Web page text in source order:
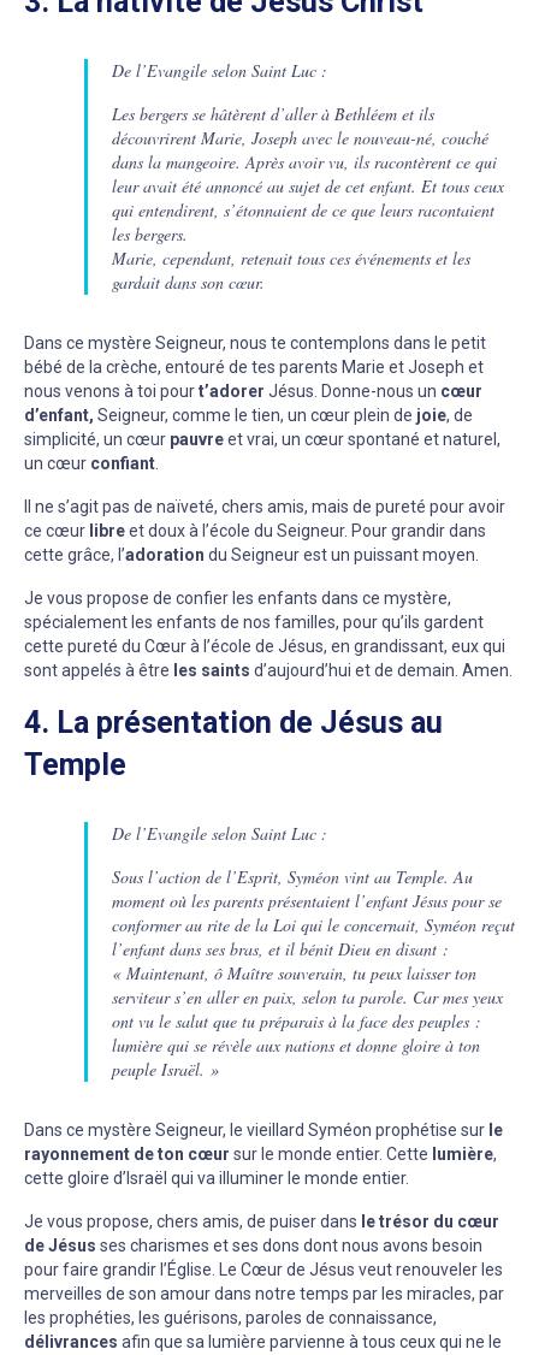
De l’Evangile selon Saint Luc :
Les bergers se hâtèrent d’aller à Bethléem et ils
découvrirent Marie, Joseph avec le nouveau-né, couché
dans la mangeoire. Après avoir vu, ils racontèrent ce qui
leur avait été annoncé au sujet de cet enfant. Et tous ceux
qui entendirent, s’étonnaient de ce que leurs racontaient
les bergers.
Marie, cependant, retenait tous ces événements et les
gardait dans son cœur.
Dans ce mystère Seigneur, nous te contemplons dans le petit
bébé de la crèche, entouré de tes parents Marie et Joseph et
nous venons à toi pourt’adorer Jésus. Donne-nous un cœur
d’enfant, Seigneur, comme le tien, un cœur plein de joie, de
simplicité, un cœur pauvreet vrai, un cœur spontané et naturel,
un cœur confiant.
Il ne s’agit pas de naïveté, chers amis, mais de pureté pour avoir
ce cœur libreet doux à l’école du Seigneur. Pour grandir dans
cette grâce, l’adoration du Seigneur est un puissant moyen.
Je vous propose de confier les enfants dans ce mystère,
spécialement les enfants de nos familles, pour qu’ils gardent
cette pureté du Cœur à l’école de Jésus, en grandissant, eux qui
sont appelés à être les saints d’aujourd’hui et de demain. Amen.
4. La présentation de Jésus au
Temple
De l’Evangile selon Saint Luc :
Sous l’action de l’Esprit, Syméon vint au Temple. Au
moment où les parents présentaient l’enfant Jésus pour se
conformer au rite de la Loi qui le concernait, Syméon reçut
l’enfant dans ses bras, et il bénit Dieu en disant :
« Maintenant, ô Maître souverain, tu peux laisser ton
serviteur s’en aller en paix, selon ta parole. Car mes yeux
ont vu le salut que tu préparais à la face des peuples :
lumière qui se révèle aux nations et donne gloire à ton
peuple Israël. »
Dans ce mystère Seigneur, le vieillard Syméon prophétise sur le
rayonnement de ton cœur sur le monde entier. Cette lumière,
cette gloire d’Israël qui va illuminer le monde entier.
Je vous propose, chers amis, de puiser dans le trésor du cœur
de Jésus ses charismes et ses dons dont nous avons besoin
pour faire grandir l’Église. Le Cœur de Jésus veut renouveler les
merveilles de son amour dans notre temps par les miracles, par
les prophéties, les guérisons, paroles de connaissance,
délivrances afin que sa lumière parvienne à tous ceux qui ne le